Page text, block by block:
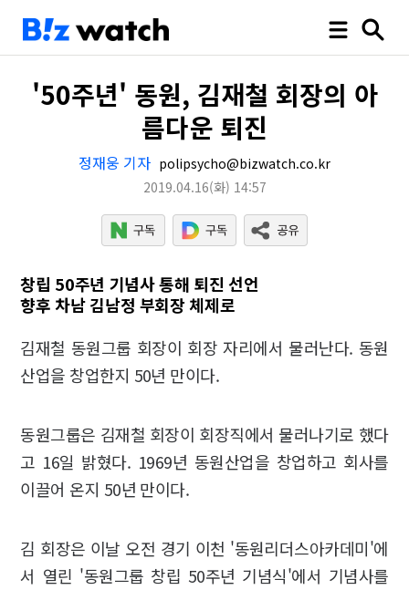
'50주년' 동원, 김재철 회장의 아
름다운 퇴진
정재웅 기자 polipsycho@bizwatch.co.kr
2019.04.16(화) 14:57
창립 50주년 기념사 통해 퇴진 선언
향후 차남 김남정 부회장 체제로
김재철 동원그룹 회장이 회장 자리에서 물러난다. 동원
산업을 창업한지 50년 만이다.
동원그룹은 김재철 회장이 회장직에서 물러나기로 했다
고 16일 밝혔다. 1969년 동원산업을 창업하고 회사를
이끌어 온지 50년 만이다.
김 회장은 이날 오전 경기 이천 '동원리더스아카데미'에
서 열린 '동원그룹 창립 50주년 기념식'에서 기념사를